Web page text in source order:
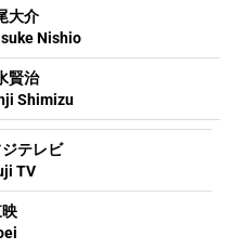
大介
Nishio
賢治
Shimizu
ジテレビ
TV